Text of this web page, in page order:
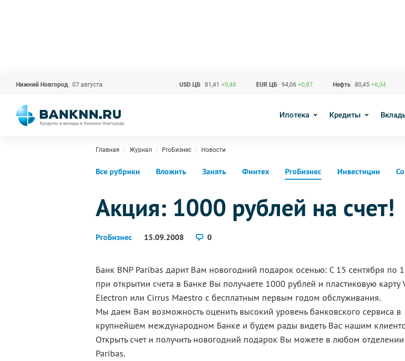
Нижний Новгород 07 августа USD ЦБ 81,41 +0,48 EUR ЦБ 94,06 +0,87 Нефть 80,45 +6,34
Ипотека Кредиты
Главная Журнал ProБизнес Новости
Все рубрики Вложить Занять Финтех ProБизнес Инвестиции
Акция: 1000 рублей на счет!
ProБизнес 15.09.2008 0
Банк BNP Paribas дарит Вам новогодний подарок осенью: С 15 сентября по
при открытии счета в Банке Вы получаете 1000 рублей и пластиковую карту
Electron или Cirrus Maestro с бесплатным первым годом обслуживания.
Мы даем Вам возможность оценить высокий уровень банковского сервиса в
крупнейшем международном Банке и будем рады видеть Вас нашим
Открыть счет и получить новогодний подарок Вы можете в любом отделении
Paribas.